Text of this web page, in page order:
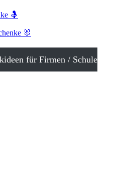
🤱
🐰
für Firmen / Schule